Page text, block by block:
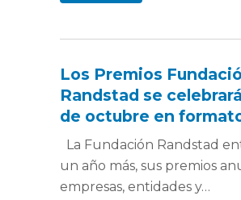
Los Premios
Randstad se
de octubre en
La Fundación Randstad
un año más, sus premios
empresas, entidades y…